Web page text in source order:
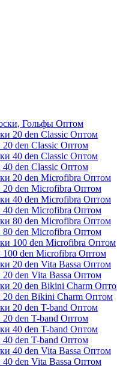
Гольфы Оптом
20 den Classic Оптом
40 den Classic Оптом
20 den Microfibra Оптом
40 den Microfibra Оптом
80 den Microfibra Оптом
100 den Microfibra Оптом
20 den Vita Bassa Оптом
20 den Bikini Charm Оптом
20 den T-band Оптом
40 den T-band Оптом
40 den Vita Bassa Оптом